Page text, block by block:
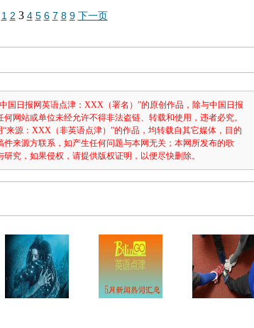
1 2 3 4 5 6 7 8 9 下一页
国日报网英语点津：XXX（署名）”的原创作品，除与中国日报
网站或单位未经允许不得非法盗链、转载和使用，违者必究。
来源：XXX（非英语点津）”的作品，均转载自其它媒体，目的
来源方联系，如产生任何问题与本网无关；本网所发布的歌
究，如果侵权，请提供版权证明，以便尽快删除。